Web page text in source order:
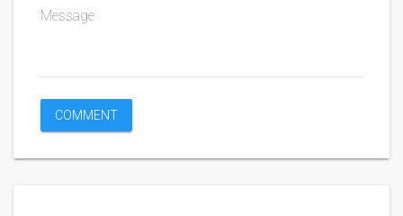
Message